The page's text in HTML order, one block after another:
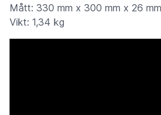
Mått: 330 mm x 300 mm x 26 mm
Vikt: 1,34 kg